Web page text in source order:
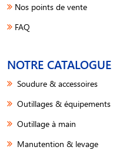
Nos points de vente
FAQ
NOTRE CATALOGUE
Soudure & accessoires
Outillages & équipements
Outillage à main
Manutention & levage